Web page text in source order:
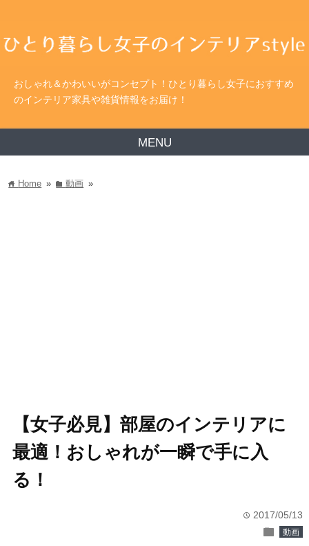
おしゃれ＆かわいいがコンセプト！ひとり暮らし女子におすすめ
のインテリア家具や雑貨情報をお届け！
MENU
home Home » folder動画 »
【女子必見】部屋のインテリアに
最適！おしゃれが一瞬で手に入
る！
time 2017/05/13
folder 動画